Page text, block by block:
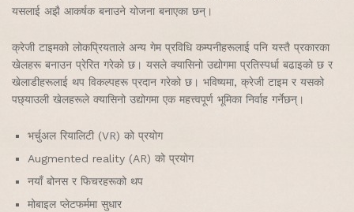
यसलाई अझै आकर्षक बनाउने योजना बनाएका छन्।
क्रेजी टाइमको लोकप्रियताले अन्य गेम प्रविधि कम्पनीहरूलाई पनि यस्तै प्रकारका
खेलहरू बनाउन प्रेरित गरेको छ। यसले क्यासिनो उद्योगमा प्रतिस्पर्धा बढाइको छ र
खेलाडीहरूलाई थप विकल्पहरू प्रदान गरेको छ। भविष्यमा, क्रेजी टाइम र यसको
पछ्याउली खेलहरूले क्यासिनो उद्योगमा एक महत्त्वपूर्ण भूमिका निर्वाह गर्नेछन्।
भर्चुअल रियालिटी (VR) को प्रयोग
Augmented reality (AR) को प्रयोग
नयाँ बोनस र फिचरहरूको थप
मोबाइल प्लेटफर्ममा सुधार